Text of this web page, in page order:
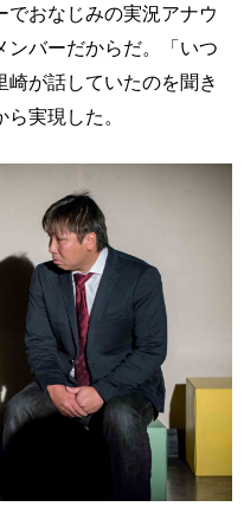
でおなじみの実況アナウ
ンバーだからだ。「いつ
が話していたのを聞き
実現した。